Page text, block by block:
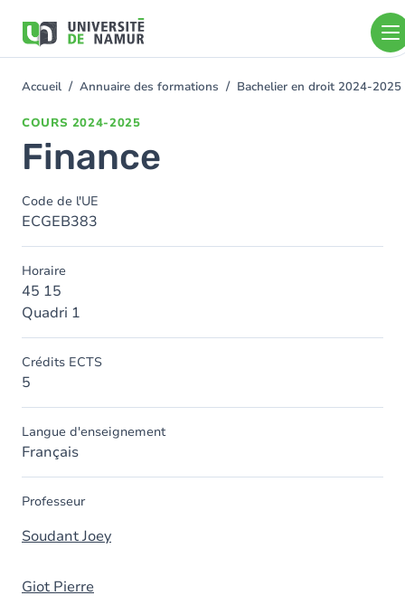
contenu
You
Accueil Annuaire des formations Bachelier en droit 2024-2025
COURS 2024-2025
Finance
Code de l'UE
ECGEB383
Horaire
45 15
Quadri 1
Crédits ECTS
5
Langue d'enseignement
Français
Professeur
Soudant Joey
Giot Pierre